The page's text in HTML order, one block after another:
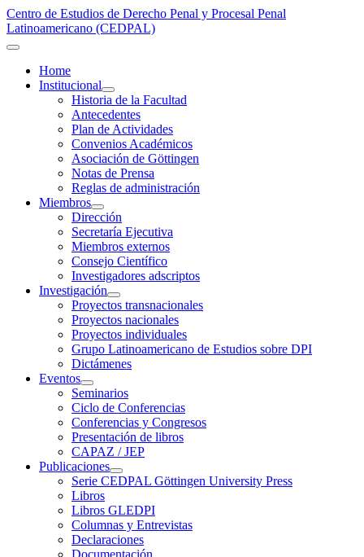
Centro de Estudios de Derecho Penal y Procesal Penal
Latinoamericano (CEDPAL)
Home
Institucional
Historia de la Facultad
Antecedentes
Plan de Actividades
Convenios Académicos
Asociación de Göttingen
Notas de Prensa
Reglas de administración
Miembros
Dirección
Secretaría Ejecutiva
Miembros externos
Consejo Científico
Investigadores adscriptos
Investigación
Proyectos transnacionales
Proyectos nacionales
Proyectos individuales
Grupo Latinoamericano de Estudios sobre DPI
Dictámenes
Eventos
Seminarios
Ciclo de Conferencias
Conferencias y Congresos
Presentación de libros
CAPAZ / JEP
Publicaciones
Serie CEDPAL Göttingen University Press
Libros
Libros GLEDPI
Columnas y Entrevistas
Declaraciones
Documentación